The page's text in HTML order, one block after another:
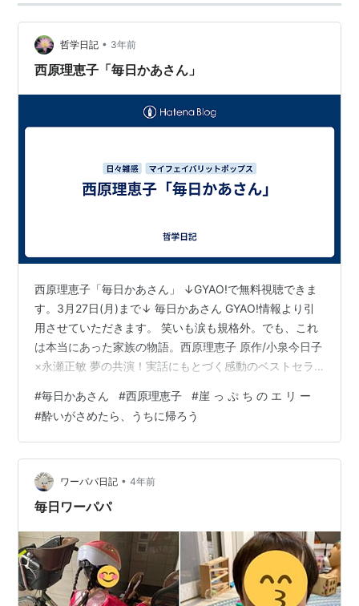
主婦の日常生活や子育てを独特のコメディタッチで描
く。
2009年4月より、テレビアニメが放送中。
受賞歴
2004年 第8回文化庁メディア芸術祭優秀賞
毎日かあさん2 お入学編
ISBN:4620770566毎日かあさん3 背脂編
ISBN:9784620770574毎日かあさん4 出戻り編
ISBN:9784620770581毎日かあさん5 黒潮家族編
ISBN:9784620770598毎日かあさん6 うろうろドサ
編
哲学日記 • 3年前
西原理恵子「毎日かあさん」
西原理恵子「毎日かあさん」 ↓GYAO!で無料視聴できま
す。3月27日(月)まで↓ 毎日かあさん GYAO!情報より引
用させていただきます。 笑いも涙も規格外。でも、これ
は本当にあった家族の物語。西原理恵子 原作/小泉今日子
×永瀬正敏 夢の共演！実話にもとづく感動のベストセラ
い、現代女性の本音の生き様を描き続ける漫画家、西原
理恵子。鋭い毒とその陰に忍ばせた優しい愛が女性たち
の心を捉え、大ブレイク。「毎日かあさん」は、そんな
彼女の代表作であり、自身の人生をもとにした物語。
「いろいろあるけど、人生は楽しい」心からそう思える
映画を贈ります。 漫画家の…
#毎日かあさん #西原理恵子 #崖 っ ぷ ち の エ リ ー
#酔いがさめたら、うちに帰ろう
ワーパパ日記 • 4年前
毎日ワーパパ